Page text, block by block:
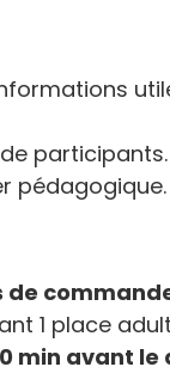
participants.
pédagogique.
de
1 place
min avant